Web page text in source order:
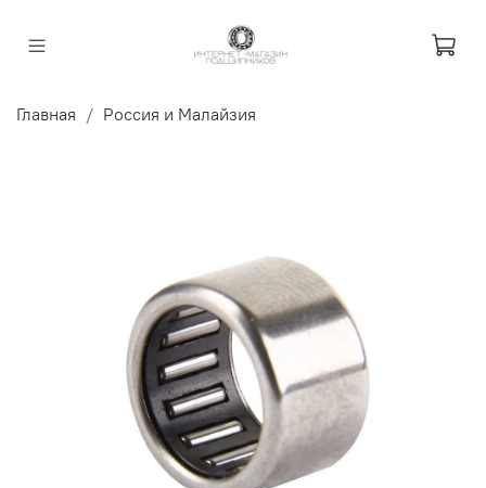
Главная Россия и Малайзия